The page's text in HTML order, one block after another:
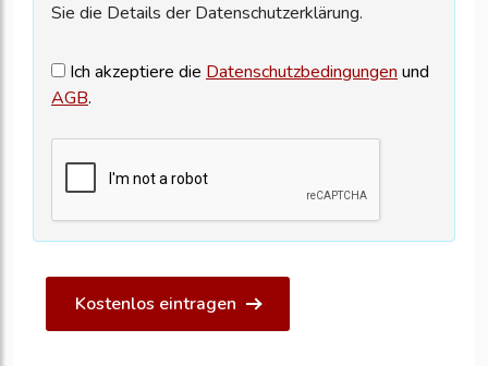
Sie die Details der Datenschutzerklärung.
Ich akzeptiere die Datenschutzbedingungen und
AGB.
Kostenlos eintragen